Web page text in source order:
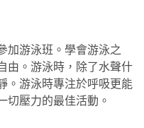
加游泳班。學會游泳之
由。游泳時，除了水聲什
。游泳時專注於呼吸更能
切壓力的最佳活動。